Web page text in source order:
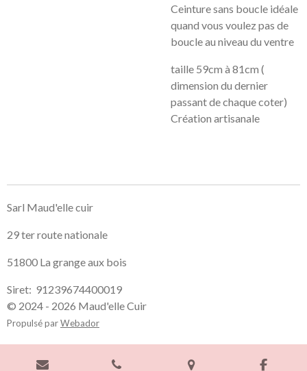
Ceinture sans boucle idéale
quand vous voulez pas de
boucle au niveau du ventre
taille 59cm à 81cm (
dimension du dernier
passant de chaque coter)
Création artisanale
Sarl Maud'elle cuir
29 ter route nationale
51800 La grange aux bois
Siret: 91239674400019
© 2024 - 2026 Maud'elle Cuir
Propulsé parWebador